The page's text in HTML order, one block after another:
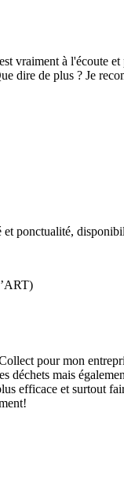
vraiment à l'écoute et
dire de plus ? Je
ponctualité,
pour mon
déchets mais
efficace et surtout